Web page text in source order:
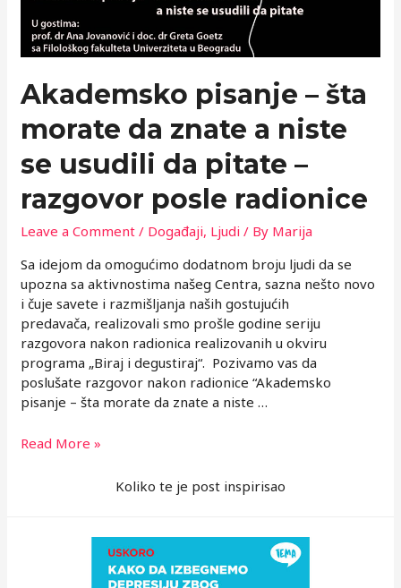
Akademsko pisanje – šta
morate da znate a niste
se usudili da pitate –
razgovor posle radionice
Leave a Comment / Događaji, Ljudi / By Marija
Sa idejom da omogućimo dodatnom broju ljudi da se
upozna sa aktivnostima našeg Centra, sazna nešto novo
i čuje savete i razmišljanja naših gostujućih
predavača, realizovali smo prošle godine seriju
razgovora nakon radionica realizovanih u okviru
programa „Biraj i degustiraj“. Pozivamo vas da
poslušate razgovor nakon radionice “Akademsko
pisanje – šta morate da znate a niste …
Akademsko
Read More »
Koliko te je post inspirisao